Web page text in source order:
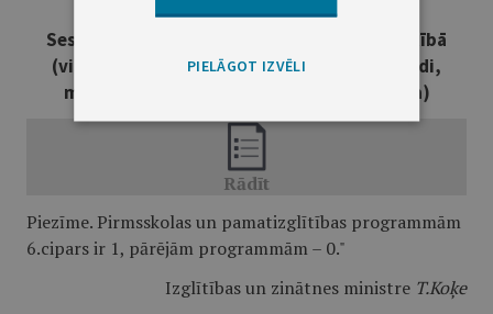
Sestais klasifikācijas līmenis vispārējā izglītībā
(vispārējās izglītības programmu īpašie veidi,
mācību valoda un izglītības ieguves forma)
Piezīme. Pirmsskolas un pamatizglītības programmām
6.cipars ir 1, pārējām programmām – 0."
Izglītības un zinātnes ministre T.Koķe
PIELĀGOT IZVĒLI